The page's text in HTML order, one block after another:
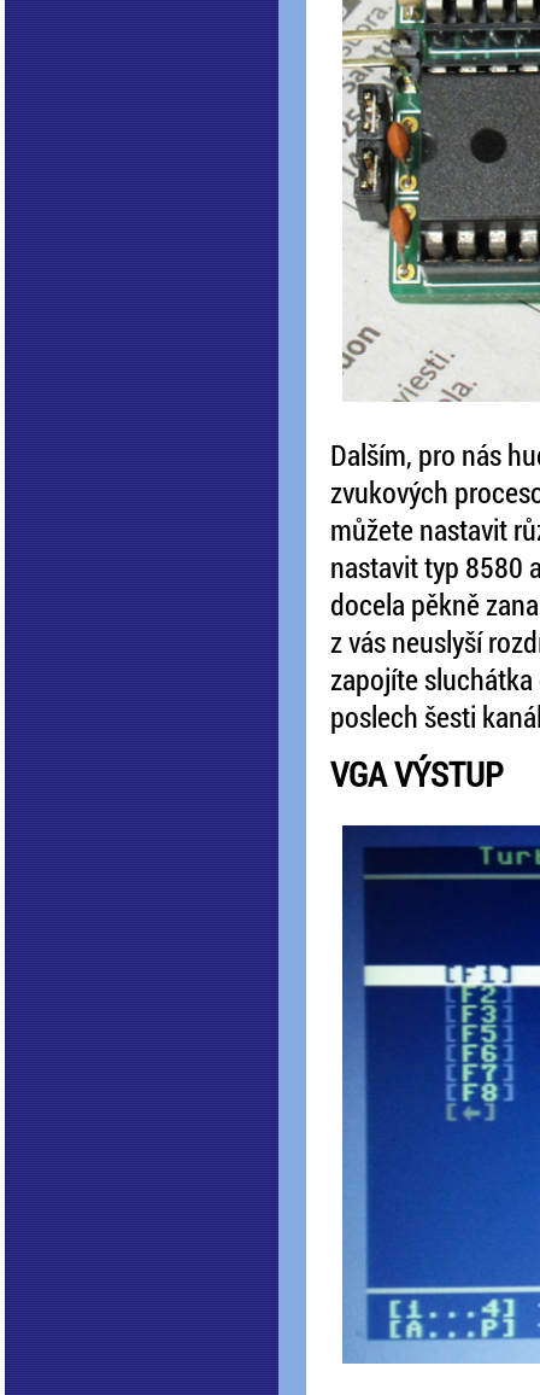
Dalším, pro nás
zvukových
můžete nastavit
nastavit typ 8580
docela pěkně
z vás neuslyší
zapojíte
poslech šesti
VGA VÝSTUP